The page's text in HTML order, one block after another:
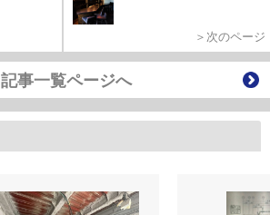
＞次のページ
記事一覧ページへ